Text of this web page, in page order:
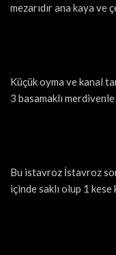
mezarıdır ana kaya
Küçük oyma ve kanal
3 basamaklı
Bu istavroz İstavroz
içinde saklı olup 1 kese